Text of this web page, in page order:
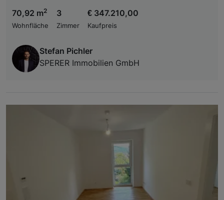
70,92 m2
Wohnfläche
3
Zimmer
€ 347.210,00
Kaufpreis
Stefan Pichler
SPERER Immobilien GmbH